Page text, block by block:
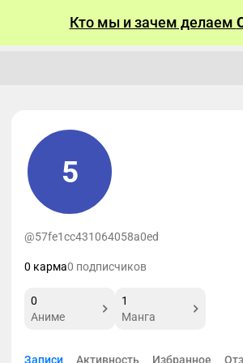
Кто мы и зачем делаем
5
@57fe1cc431064058a0ed
0 карма0 подписчиков
0
Аниме
1
Манга
Записи Активность Избранное